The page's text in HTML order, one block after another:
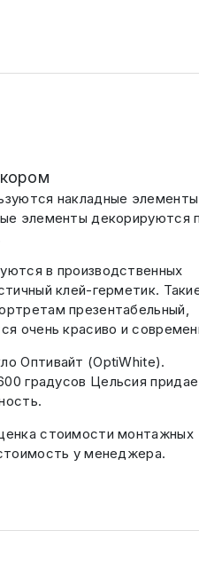
накладные элементы
элементы декорируются
в производственных
клей-герметик.
презентабельный,
очень красиво и
Оптивайт (OptiWhite).
градусов Цельсия
стоимости монтажных
у менеджера.